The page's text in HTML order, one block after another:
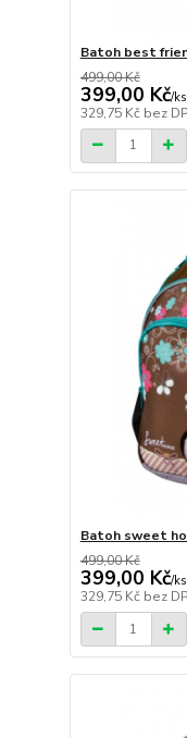
Batoh best
499,00 Kč
399,00 Kč/ks
329,75 Kč bez
Batoh sweet
499,00 Kč
399,00 Kč/ks
329,75 Kč bez